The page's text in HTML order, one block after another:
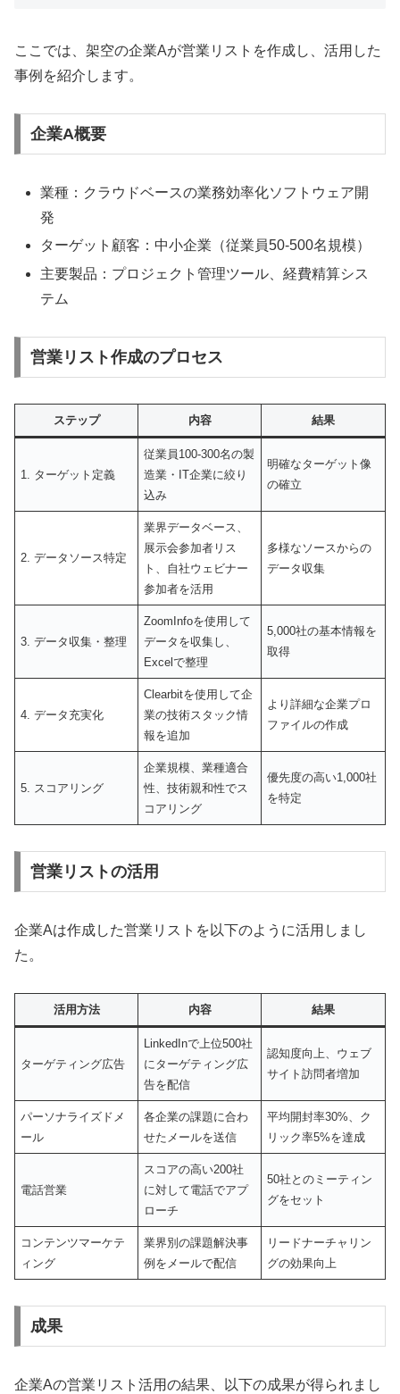
ここでは、架空の企業Aが営業リストを作成し、活用した
事例を紹介します。
企業A概要
業種：クラウドベースの業務効率化ソフトウェア開
発
ターゲット顧客：中小企業（従業員50-500名規模）
主要製品：プロジェクト管理ツール、経費精算シス
テム
営業リスト作成のプロセス
ステップ 内容 結果
1. ターゲット定義
従業員100-300名の製
造業・IT企業に絞り
込み
明確なターゲット像
の確立
2. データソース特定
業界データベース、
展示会参加者リス
ト、自社ウェビナー
参加者を活用
多様なソースからの
データ収集
3. データ収集・整理
ZoomInfoを使用して
データを収集し、
Excelで整理
5,000社の基本情報を
取得
4. データ充実化
Clearbitを使用して企
業の技術スタック情
報を追加
より詳細な企業プロ
ファイルの作成
5. スコアリング
企業規模、業種適合
性、技術親和性でス
コアリング
優先度の高い1,000社
を特定
営業リストの活用
企業Aは作成した営業リストを以下のように活用しまし
た。
活用方法 内容 結果
ターゲティング広告
LinkedInで上位500社
にターゲティング広
告を配信
認知度向上、ウェブ
サイト訪問者増加
パーソナライズドメ
ール
各企業の課題に合わ
せたメールを送信
平均開封率30%、ク
リック率5%を達成
電話営業
スコアの高い200社
に対して電話でアプ
ローチ
50社とのミーティン
グをセット
コンテンツマーケテ
ィング
業界別の課題解決事
例をメールで配信
リードナーチャリン
グの効果向上
成果
企業Aの営業リスト活用の結果、以下の成果が得られまし